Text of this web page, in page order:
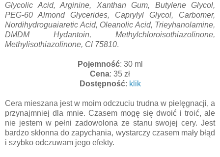
Glycolic Acid, Arginine, Xanthan Gum, Butylene Glycol,
PEG-60 Almond Glycerides, Caprylyl Glycol, Carbomer,
Nordihydroguaiaretic Acid, Oleanolic Acid, Trieyhanolamine,
DMDM Hydantoin, Methylchloroisothiazolinone,
Methylisothiazolinone, Cl 75810.
Pojemność: 30 ml
Cena: 35 zł
Dostępność: klik
Cera mieszana jest w moim odczuciu trudna w pielęgnacji, a
przynajmniej dla mnie. Czasem mogę się dwoić i troić, ale
nie jestem w pełni zadowolona ze stanu swojej cery. Jest
bardzo skłonna do zapychania, wystarczy czasem mały błąd
i szybko odczuwam jego efekty.